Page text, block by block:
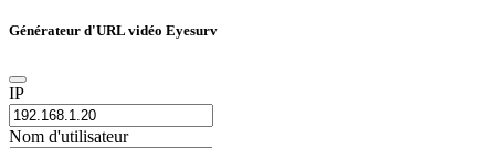
Générateur d'URL vidéo Eyesurv
IP
Nom d'utilisateur